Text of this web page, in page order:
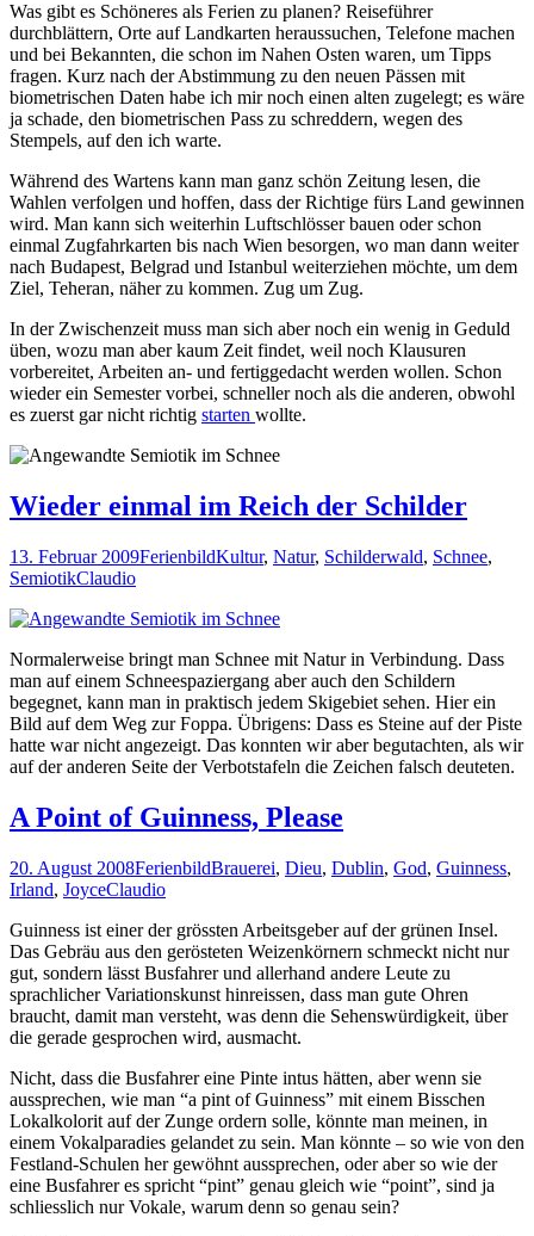
Was gibt es Schöneres als Ferien zu planen? Reiseführer
durchblättern, Orte auf Landkarten heraussuchen, Telefone machen
und bei Bekannten, die schon im Nahen Osten waren, um Tipps
fragen. Kurz nach der Abstimmung zu den neuen Pässen mit
biometrischen Daten habe ich mir noch einen alten zugelegt; es wäre
ja schade, den biometrischen Pass zu schreddern, wegen des
Stempels, auf den ich warte.
Während des Wartens kann man ganz schön Zeitung lesen, die
Wahlen verfolgen und hoffen, dass der Richtige fürs Land gewinnen
wird. Man kann sich weiterhin Luftschlösser bauen oder schon
einmal Zugfahrkarten bis nach Wien besorgen, wo man dann weiter
nach Budapest, Belgrad und Istanbul weiterziehen möchte, um dem
Ziel, Teheran, näher zu kommen. Zug um Zug.
In der Zwischenzeit muss man sich aber noch ein wenig in Geduld
üben, wozu man aber kaum Zeit findet, weil noch Klausuren
vorbereitet, Arbeiten an- und fertiggedacht werden wollen. Schon
wieder ein Semester vorbei, schneller noch als die anderen, obwohl
es zuerst gar nicht richtig starten wollte.
Wieder einmal im Reich der Schilder
13. Februar 2009FerienbildKultur, Natur, Schilderwald, Schnee,
SemiotikClaudio
Normalerweise bringt man Schnee mit Natur in Verbindung. Dass
man auf einem Schneespaziergang aber auch den Schildern
begegnet, kann man in praktisch jedem Skigebiet sehen. Hier ein
Bild auf dem Weg zur Foppa. Übrigens: Dass es Steine auf der Piste
hatte war nicht angezeigt. Das konnten wir aber begutachten, als wir
auf der anderen Seite der Verbotstafeln die Zeichen falsch deuteten.
A Point of Guinness, Please
20. August 2008FerienbildBrauerei, Dieu, Dublin, God, Guinness,
Irland, JoyceClaudio
Guinness ist einer der grössten Arbeitsgeber auf der grünen Insel.
Das Gebräu aus den gerösteten Weizenkörnern schmeckt nicht nur
gut, sondern lässt Busfahrer und allerhand andere Leute zu
sprachlicher Variationskunst hinreissen, dass man gute Ohren
braucht, damit man versteht, was denn die Sehenswürdigkeit, über
die gerade gesprochen wird, ausmacht.
Nicht, dass die Busfahrer eine Pinte intus hätten, aber wenn sie
aussprechen, wie man “a pint of Guinness” mit einem Bisschen
Lokalkolorit auf der Zunge ordern solle, könnte man meinen, in
einem Vokalparadies gelandet zu sein. Man könnte – so wie von den
Festland-Schulen her gewöhnt aussprechen, oder aber so wie der
eine Busfahrer es spricht “pint” genau gleich wie “point”, sind ja
schliesslich nur Vokale, warum denn so genau sein?